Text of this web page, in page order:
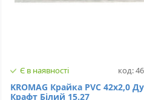
Є в наявності код:
KROMAG Крайка PVC 42х2,0
Крафт Білий 15.27